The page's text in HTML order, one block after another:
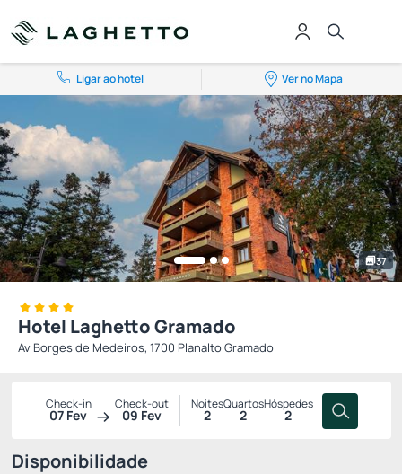
Ligar ao hotel Ver no Mapa
37
Hotel Laghetto Gramado
Av Borges de Medeiros, 1700 Planalto Gramado
Check-in
07 Fev
Check-out
09 Fev
Noites
2
Quartos
2
Hóspedes
2
Disponibilidade